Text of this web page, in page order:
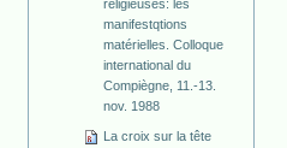
religieuses: les
manifestqtions
matérielles. Colloque
international du
Compiègne, 11.-13.
nov. 1988
La croix sur la tête